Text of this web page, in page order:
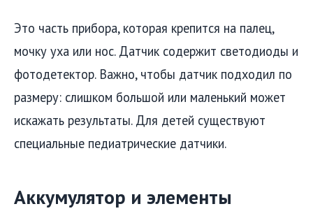
Это часть прибора, которая крепится на палец,
мочку уха или нос. Датчик содержит светодиоды и
фотодетектор. Важно, чтобы датчик подходил по
размеру: слишком большой или маленький может
искажать результаты. Для детей существуют
специальные педиатрические датчики.
Аккумулятор и элементы